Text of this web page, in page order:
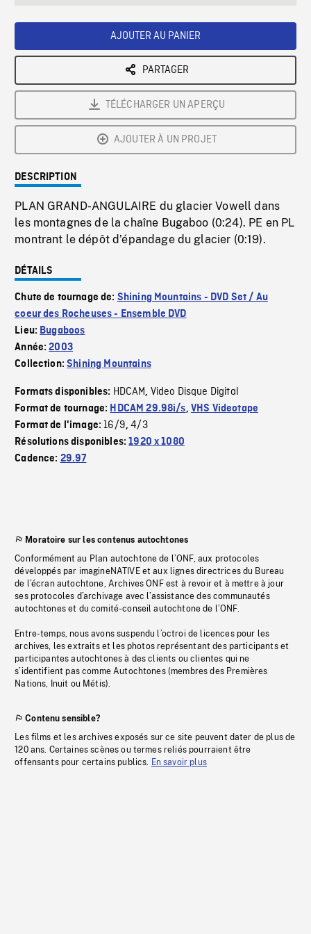
AJOUTER AU PANIER
PARTAGER
TÉLÉCHARGER UN APERÇU
AJOUTER À UN PROJET
DESCRIPTION
PLAN GRAND-ANGULAIRE du glacier Vowell dans
les montagnes de la chaîne Bugaboo (0:24). PE en PL
montrant le dépôt d’épandage du glacier (0:19).
DÉTAILS
Chute de tournage de: Shining Mountains - DVD Set / Au
coeur des Rocheuses - Ensemble DVD
Lieu: Bugaboos
Année:2003
Collection:Shining Mountains
Formats disponibles: HDCAM, Video Disque Digital
Format de tournage: HDCAM 29.98i/s, VHS Videotape
Format de l'image:16/9,4/3
Résolutions disponibles:1920 x 1080
Cadence: 29.97
Moratoire sur les contenus autochtones
Conformément au Plan autochtone de l’ONF, aux protocoles
développés par imagineNATIVE et aux lignes directrices du Bureau
de l’écran autochtone, Archives ONF est à revoir et à mettre à jour
ses protocoles d’archivage avec l’assistance des communautés
autochtones et du comité-conseil autochtone de l’ONF.
Entre-temps, nous avons suspendu l’octroi de licences pour les
archives, les extraits et les photos représentant des participants et
participantes autochtones à des clients ou clientes qui ne
s’identifient pas comme Autochtones (membres des Premières
Nations, Inuit ou Métis).
Contenu sensible?
Les films et les archives exposés sur ce site peuvent dater de plus de
120 ans. Certaines scènes ou termes reliés pourraient être
offensants pour certains publics. En savoir plus